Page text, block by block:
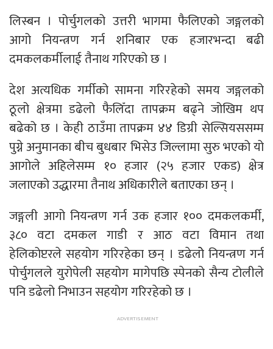
लिस्बन । पोर्चुगलको उत्तरी भागमा फैलिएको जङ्गलको
आगो नियन्त्रण गर्न शनिबार एक हजारभन्दा बढी
दमकलकर्मीलाई तैनाथ गरिएको छ ।
देश अत्यधिक गर्मीको सामना गरिरहेको समय जङ्गलको
ठूलो क्षेत्रमा डढेलो फैलिँदा तापक्रम बढ्ने जोखिम थप
बढेको छ । केही ठाउँमा तापक्रम ४४ डिग्री सेल्सियससम्म
पुग्ने अनुमानका बीच बुधबार भिसेउ जिल्लामा सुरु भएको यो
आगोले अहिलेसम्म १० हजार (२५ हजार एकड) क्षेत्र
जलाएको उद्धारमा तैनाथ अधिकारीले बताएका छन् ।
जङ्गली आगो नियन्त्रण गर्न उक हजार १०० दमकलकर्मी,
३८० वटा दमकल गाडी र आठ वटा विमान तथा
हेलिकोप्टरले सहयोग गरिरहेका छन् । डढेलोे नियन्त्रण गर्न
पोर्चुगलले युरोपेली सहयोग मागेपछि स्पेनको सैन्य टोलीले
पनि डढेलो निभाउन सहयोग गरिरहेको छ ।